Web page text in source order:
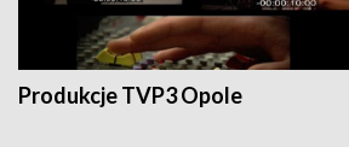
Produkcje TVP3 Opole